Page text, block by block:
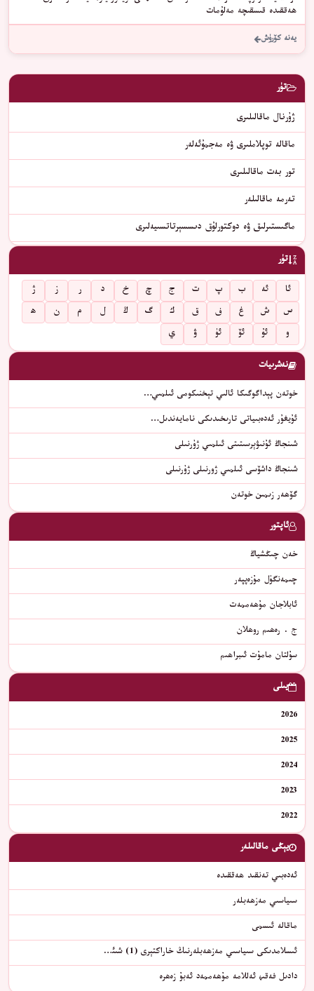
ھەققىدە قىسقىچە مەلۇمات
يەنە كۆرۈش
تۈر
ژۇرنال ماقالىلىرى
ماقالە توپلاملىرى ۋە مەجمۇئەلەر
تور بەت ماقالىلىرى
تەرمە ماقالىلەر
ماگىستىرلىق ۋە دوكتورلۇق دىسسېرتاتسىيەلىرى
تۈر
ئا ئە ب پ ت ج چ خ د ر ز
ژ
س
ش غ ف ق ك گ ڭ ل م ن
ھ
و
ئۇ ئۆ ئۈ ۋ ي
نەشرىيات
خوتەن پېداگوگىكا ئالىي تېخنىكومى ئىلمىي…
ئۇيغۇر ئەدەبىياتى تارىخىدىكى نامايەندىل…
شىنجاڭ ئۇنىۋېرسىتىتى ئىلمىي ژۇرنىلى
شىنجاڭ داشۆسى ئىلمىي ژورنىلى ژۇرنىلى
گۆھەر زىمىن خوتەن
ئاپتور
خەن چىڭشياڭ
چىمەنگۈل مۇزەپپەر
ئابلاجان مۇھەممەت
ج . رەھىم روھلان
سۇلتان مامۇت ئىبراھىم
يىلى
2026
2025
2024
2023
2022
يېڭى ماقالىلەر
ئەدەبىي تەنقىد ھەققىدە
سىياسىي مەزھەبلەر
ماقالە ئىسمى
ئىسلامدىكى سىياسىي مەزھەبلەرنىڭ خاراكتېرى (1) شىئ…
دادىل فەقىھ ئەللامە مۇھەممەد ئەبۇ زەھرە